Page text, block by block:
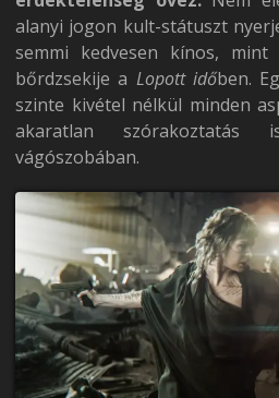
alanyi jogon kult-státuszt
semmi kedvesen kínos,
bőrdzsekije a Lopott időben.
szinte kivétel nélkül minden
akaratlan
vágószobában.